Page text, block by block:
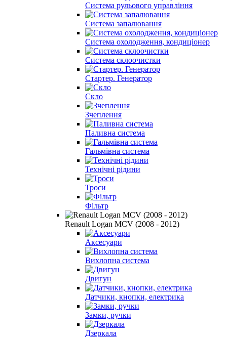
Система рульового управління
Система запалювання
Система охолодження, кондиціонер
Система склоочистки
Стартер. Генератор
Скло
Зчеплення
Паливна система
Гальмівна система
Технічні рідини
Троси
Фільтр
Renault Logan MCV (2008 - 2012)
Аксесуари
Вихлопна система
Двигун
Датчики, кнопки, електрика
Замки, ручки
Дзеркала